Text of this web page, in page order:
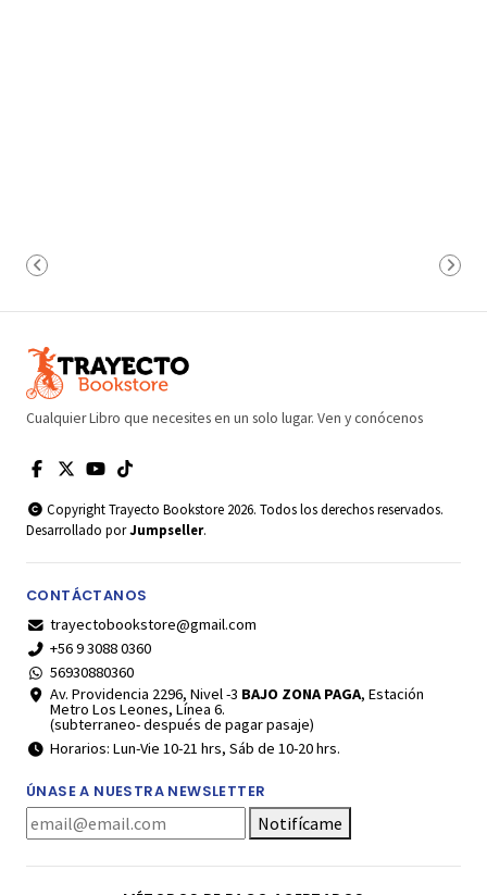
Cualquier Libro que necesites en un solo lugar. Ven y conócenos
Copyright Trayecto Bookstore 2026. Todos los derechos reservados.
Desarrollado porJumpseller.
CONTÁCTANOS
trayectobookstore@gmail.com
+56 9 3088 0360
56930880360
Av. Providencia 2296, Nivel -3 BAJO ZONA PAGA, Estación
Metro Los Leones, Línea 6.
(subterraneo- después de pagar pasaje)
Horarios: Lun-Vie 10-21 hrs, Sáb de 10-20 hrs.
ÚNASE A NUESTRA NEWSLETTER
Notifícame